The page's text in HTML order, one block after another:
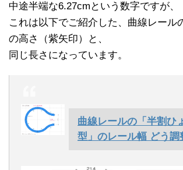
中途半端な6.27cmという数字ですが、
これは以下でご紹介した、曲線レール
の高さ（紫矢印）と、
同じ長さになっています。
曲線レールの「半割ひ
型」のレール幅 どう調